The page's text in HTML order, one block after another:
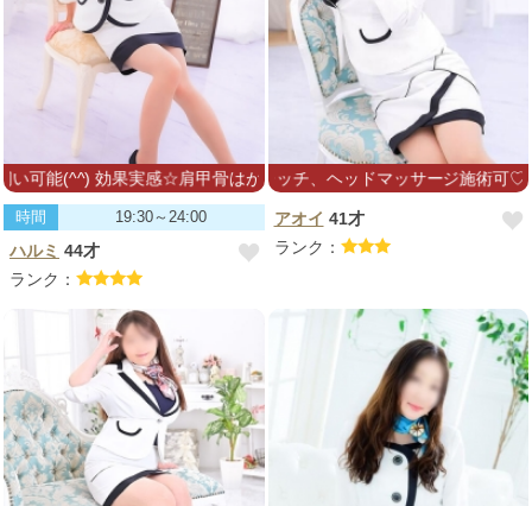
実感☆肩甲骨はがしはお任せ下さい
時間 19:30～24:00
ハルミ 44才
ランク：
ブセラピー、ストレッチ、ヘッドマッサージ施術可♡ 今日もおつ
アオイ 41才
ランク：